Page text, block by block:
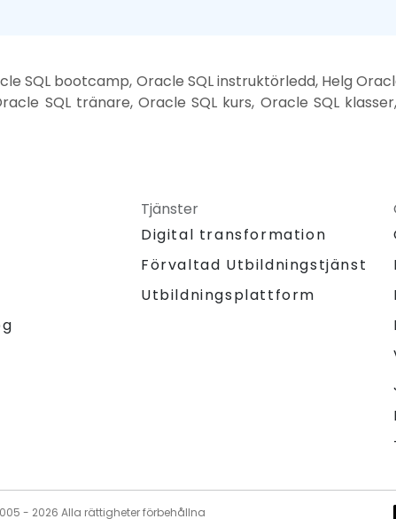
SQL bootcamp, Oracle SQL instruktörledd, Helg
SQL tränare, Oracle SQL kurs, Oracle SQL
Tjänster
Digital transformation
Förvaltad Utbildningstjänst
Utbildningsplattform
- 2026 Alla rättigheter förbehållna